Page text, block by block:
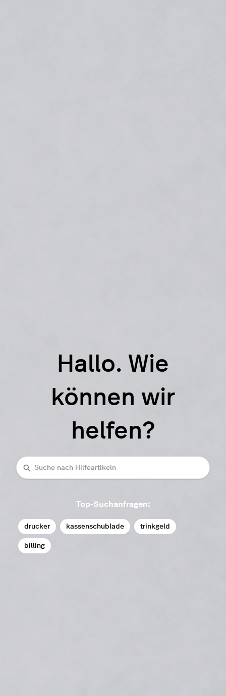
Hallo. Wie
können wir
helfen?
Suche
Top-Suchanfragen:
drucker kassenschublade trinkgeld
billing